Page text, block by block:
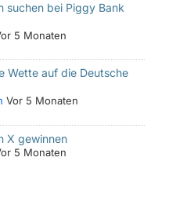
suchen bei Piggy Bank
5 Monaten
Wette auf die Deutsche
Vor 5 Monaten
X gewinnen
5 Monaten